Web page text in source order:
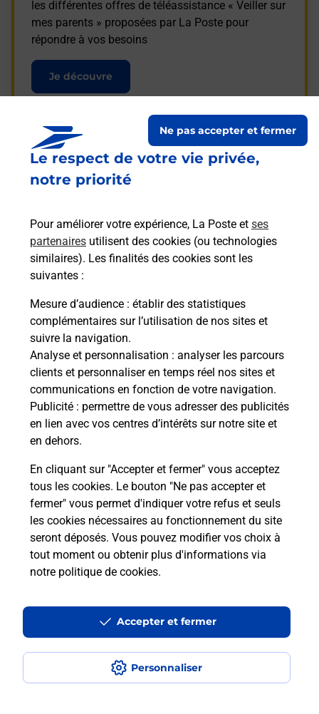
Le respect de votre vie privée,
notre priorité
Pour améliorer votre expérience, La Poste et ses
partenaires utilisent des cookies (ou technologies
similaires). Les finalités des cookies sont les
suivantes :
Mesure d’audience : établir des statistiques
complémentaires sur l’utilisation de nos sites et
suivre la navigation.
Analyse et personnalisation : analyser les parcours
clients et personnaliser en temps réel nos sites et
communications en fonction de votre navigation.
Publicité : permettre de vous adresser des publicités
en lien avec vos centres d’intérêts sur notre site et
en dehors.
En cliquant sur "Accepter et fermer" vous acceptez
tous les cookies. Le bouton "Ne pas accepter et
fermer" vous permet d'indiquer votre refus et seuls
les cookies nécessaires au fonctionnement du site
seront déposés. Vous pouvez modifier vos choix à
tout moment ou obtenir plus d'informations via
notre politique de cookies.
Personnaliser
Ne pas accepter et fermer
Accepter et fermer
les différentes offres de téléassistance « Veiller sur
mes parents » proposées par La Poste pour
répondre à vos besoins
Je découvre
Questions fréquemment
posées
La téléassistance classique avec
médaillon d’alarme qu’est ce que
c’est ?
Comment fonctionne la
téléassistance classique ?
Comment est installée la
téléassistance classique ?
Localiser Liste
Liste - téléassistance
Côtes d'Armor - téléassistance
Pedernec - téléassistance
Accessibilité : partiellement conforme
Conditions contractuelles
Mentions légales